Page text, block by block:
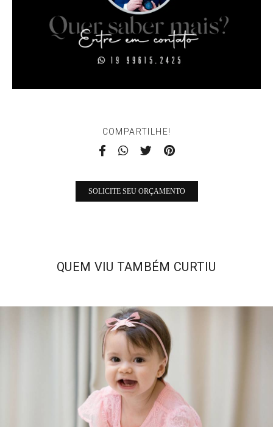
COMPARTILHE!
SOLICITE SEU ORÇAMENTO
QUEM VIU TAMBÉM CURTIU